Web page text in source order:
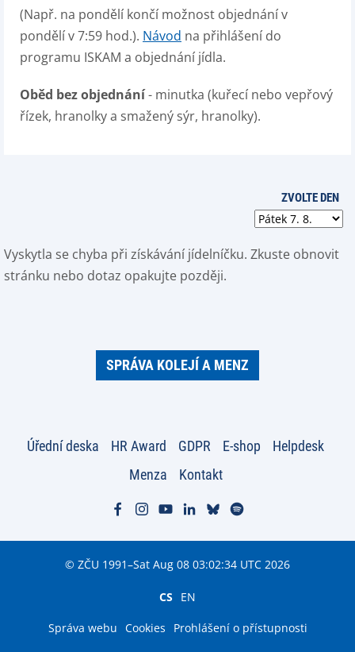
(Např. na pondělí končí možnost objednání v
pondělí v 7:59 hod.). Návod na přihlášení do
programu ISKAM a objednání jídla.
Oběd bez objednání- minutka (kuřecí nebo vepřový
řízek, hranolky a smažený sýr, hranolky).
ZVOLTE DEN
Vyskytla se chyba při získávání jídelníčku. Zkuste obnovit
stránku nebo dotaz opakujte později.
SPRÁVA KOLEJÍ A MENZ
Úřední deska HR Award GDPR E-shop
Helpdesk
Menza
Kontakt
© ZČU 1991–Sat Aug 08 03:02:34 UTC 2026
CS EN
Správa webu Cookies Prohlášení o přístupnosti